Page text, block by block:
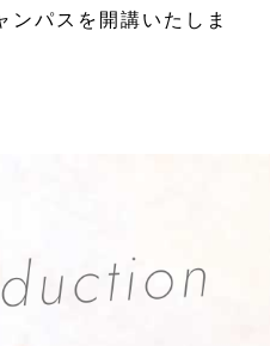
ンパスを開講いたしま